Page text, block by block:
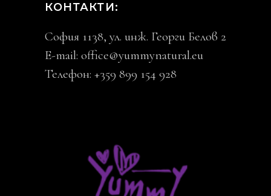
КОНТАКТИ:
София 1138, ул. инж. Георги Белов 2
E-mail: office@yummynatural.eu
Телефон: +359 899 154 928